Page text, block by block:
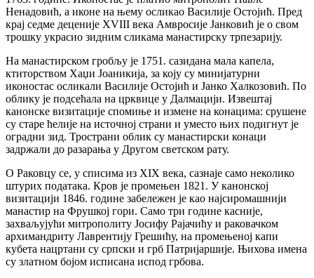
Ненадовић, а иконе на њему осликао Василије Остојић. Пред
крај седме деценије XVIII века Амвросије Јанковић је о свом
трошку украсио зидним сликама манастирску трпезарију.
На манастирском гробљу је 1751. сазидана мала капела,
ктиторством Хаџи Јоаникија, за коју су минијатурни
иконостас осликали Василије Остојић и Јанко Халкозовић. По
облику је подсећала на црквице у Далмацији. Извештај
канонске визитације спомиње и измене на конацима: срушене
су старе ћелије на источној страни и уместо њих подигнут је
оградни зид. Тространи облик су манастирски конаци
задржали до разарања у Другом светском рату.
О Раковцу се, у списима из XIX века, сазнаје само неколико
штурих података. Кров је промењен 1821. У канонској
визитацији 1846. године забележен је као најсиромашнији
манастир на Фрушкој гори. Само три године касније,
захваљујући митрополиту Јосифу Рајачићу и раковачком
архимандриту Лаврентију Грешићу, на промењеној капи
кубета нацртани су српски и грб Патријаршије. Њихова имена
су златном бојом исписана испод грбова.